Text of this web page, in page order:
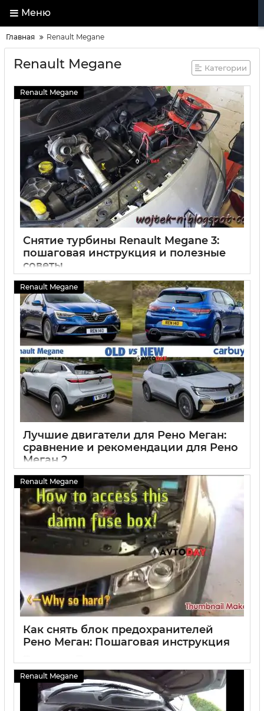
Меню
Главная Renault Megane
Renault Megane Категории
Renault Megane
Снятие турбины Renault Megane 3:
пошаговая инструкция и полезные
советы
03 10 2024 0
Renault Megane
Лучшие двигатели для Рено Меган:
сравнение и рекомендации для Рено
Меган 2
03 10 2024 0
Renault Megane
Как снять блок предохранителей
Рено Меган: Пошаговая инструкция
Renault Megane